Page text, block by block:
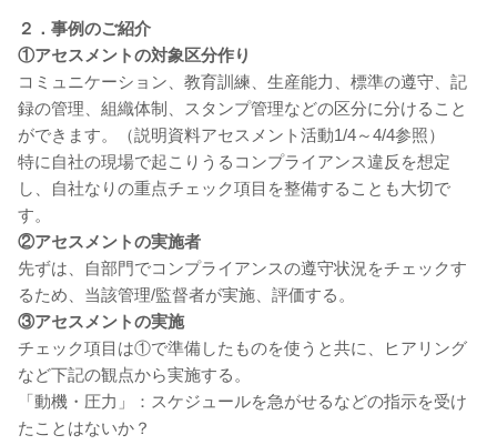
２．事例のご紹介
①アセスメントの対象区分作り
コミュニケーション、教育訓練、生産能力、標準の遵守、記
録の管理、組織体制、スタンプ管理などの区分に分けること
ができます。（説明資料アセスメント活動1/4～4/4参照）
特に自社の現場で起こりうるコンプライアンス違反を想定
し、自社なりの重点チェック項目を整備することも大切で
す。
②アセスメントの実施者
先ずは、自部門でコンプライアンスの遵守状況をチェックす
るため、当該管理/監督者が実施、評価する。
③アセスメントの実施
チェック項目は①で準備したものを使うと共に、ヒアリング
など下記の観点から実施する。
「動機・圧力」：スケジュールを急がせるなどの指示を受け
たことはないか？